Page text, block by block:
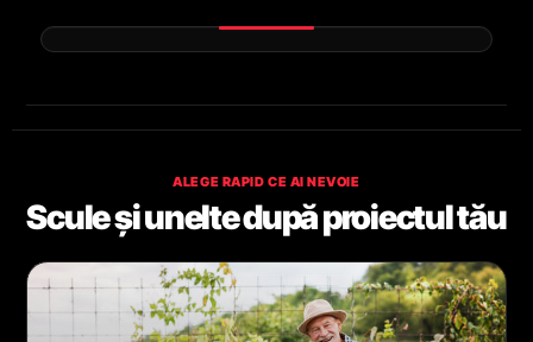
ALEGE RAPID CE AI NEVOIE
Scule și unelte după proiectul tău